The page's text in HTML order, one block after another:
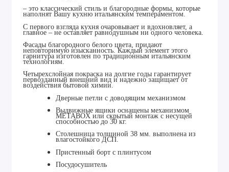
– это классический стиль и благородные формы, которые
наполнят Вашу кухню итальянским темпераментом.
С первого взгляда кухня очаровывает и вдохновляет, а
главное – не оставляет равнодушным ни одного человека.
Фасады благородного белого цвета, придают
неповторимую изысканность. Каждый элемент этого
гарнитура изготовлен по традиционным итальянским
технологиям.
Четырехслойная покраска на долгие годы гарантирует
первозданный внешний вид и надежно защищает от
воздействия бытовой химии.
Дверные петли с доводящим механизмом
Выдвижные ящики оснащены механизмом
МЕТАBOX или скрытый монтаж с несущей
способностью до 30 кг.
Столешница толщиной 38 мм. выполнена из
влагостойкого ДСП.
Пристенный борт с плинтусом
Посудосушитель